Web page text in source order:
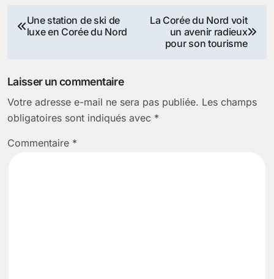
Navigation
l’article
Une station de ski de
luxe en Corée du Nord
La Corée du Nord voit
un avenir radieux
pour son tourisme
Laisser un commentaire
Votre adresse e-mail ne sera pas publiée. Les champs
obligatoires sont indiqués avec *
Commentaire *